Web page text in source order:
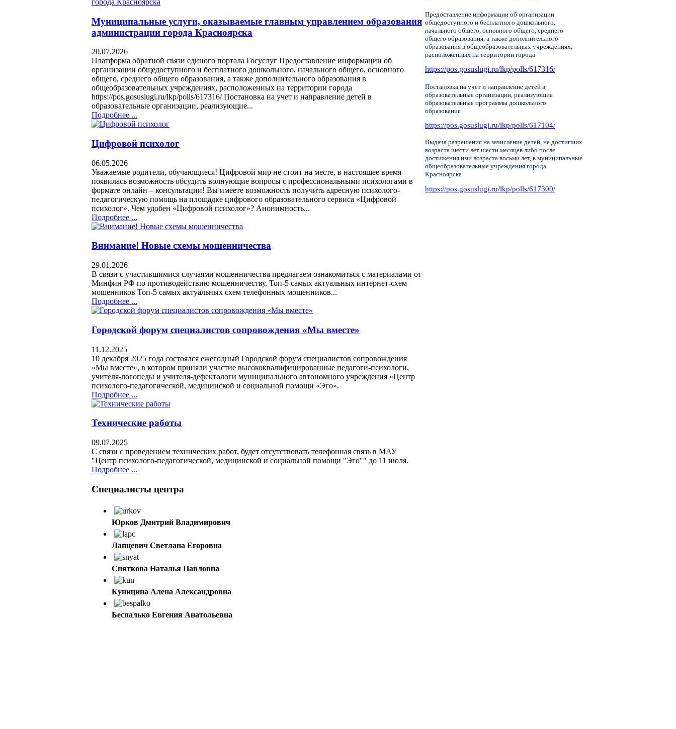
Муниципальные услуги, оказываемые главным управлением образования
администрации города Красноярска
20.07.2026
Платформа обратной связи единого портала Госуслуг Предоставление информации об
организации общедоступного и бесплатного дошкольного, начального общего, основного
общего, среднего общего образования, а также дополнительного образования в
общеобразовательных учреждениях, расположенных на территории города
https://pos.gosuslugi.ru/lkp/polls/617316/ Постановка на учет и направление детей в
образовательные организации, реализующие...
Подробнее ...
Цифровой психолог
06.05.2026
Уважаемые родители, обучающиеся! Цифровой мир не стоит на месте, в настоящее время
появилась возможность обсудить волнующие вопросы с профессиональными психологами в
формате онлайн – консультации! Вы имеете возможность получить адресную психолого-
педагогическую помощь на площадке цифрового образовательного сервиса «Цифровой
психолог». Чем удобен «Цифровой психолог»? Анонимность...
Подробнее ...
Внимание! Новые схемы мошенничества
29.01.2026
В связи с участившимися случаями мошенничества предлагаем ознакомиться с материалами от
Минфин РФ по противодействию мошенничеству. Топ-5 самых актуальных интернет-схем
мошенников Топ-5 самых актуальных схем телефонных мошенников...
Подробнее ...
Городской форум специалистов сопровождения «Мы вместе»
11.12.2025
10 декабря 2025 года состоялся ежегодный Городской форум специалистов сопровождения
«Мы вместе», в котором приняли участие высококвалифицированные педагоги-психологи,
учителя-логопеды и учителя-дефектологи муниципального автономного учреждения «Центр
психолого-педагогической, медицинской и социальной помощи «Эго».
Подробнее ...
Технические работы
09.07.2025
С связи с проведением технических работ, будет отсутствовать телефонная связь в МАУ
"Центр психолого-педагогической, медицинской и социальной помощи "Эго"" до 11 июля.
Подробнее ...
Специалисты центра
Юрков Дмитрий Владимирович
Лапцевич Светлана Егоровна
Сняткова Наталья Павловна
Куницина Алена Александровна
Беспалько Евгения Анатольевна
Предоставление информации об организации
общедоступного и бесплатного дошкольного,
начального общего, основного общего, среднего
общего образования, а также дополнительного
образования в общеобразовательных учреждениях,
расположенных на территории города
https://pos.gosuslugi.ru/lkp/polls/617316/
Постановка на учет и направление детей в
образовательные организации, реализующие
образовательные программы дошкольного
образования
https://pos.gosuslugi.ru/lkp/polls/617104/
Выдача разрешения на зачисление детей, не достигших
возраста шести лет шести месяцев либо после
достижения ими возраста восьми лет, в муниципальные
общеобразовательные учреждения города
Красноярска
https://pos.gosuslugi.ru/lkp/polls/617300/